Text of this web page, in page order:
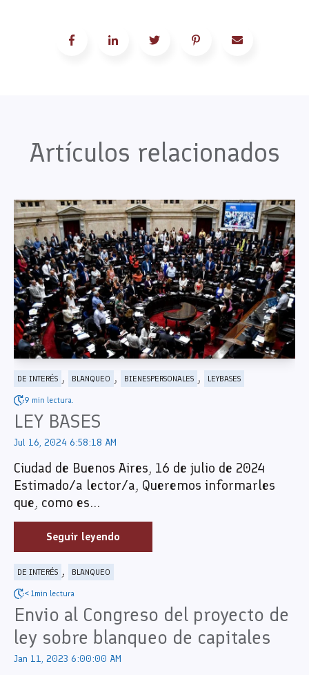
Artículos relacionados
DE INTERÉS , BLANQUEO , BIENESPERSONALES , LEYBASES
9 min lectura.
LEY BASES
Jul 16, 2024 6:58:18 AM
Ciudad de Buenos Aires, 16 de julio de 2024
Estimado/a lector/a, Queremos informarles
que, como es...
Seguir leyendo
DE INTERÉS , BLANQUEO
< 1min lectura
Envio al Congreso del proyecto de
ley sobre blanqueo de capitales
Jan 11, 2023 6:00:00 AM